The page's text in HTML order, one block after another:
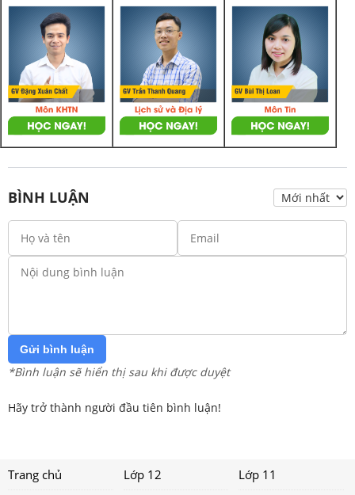
BÌNH LUẬN
Gửi bình luận
*Bình luận sẽ hiển thị sau khi được duyệt
Hãy trở thành người đầu tiên bình luận!
Trang chủ Lớp 12
Lớp 11